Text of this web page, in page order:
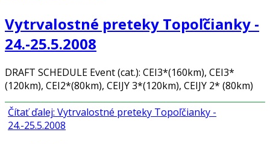
Vytrvalostné preteky Topoľčianky -
24.-25.5.2008
DRAFT SCHEDULE Event (cat.): CEI3*(160km), CEI3*
(120km), CEI2*(80km), CEIJY 3*(120km), CEIJY 2* (80km)
Čítať ďalej: Vytrvalostné preteky Topoľčianky -
24.-25.5.2008